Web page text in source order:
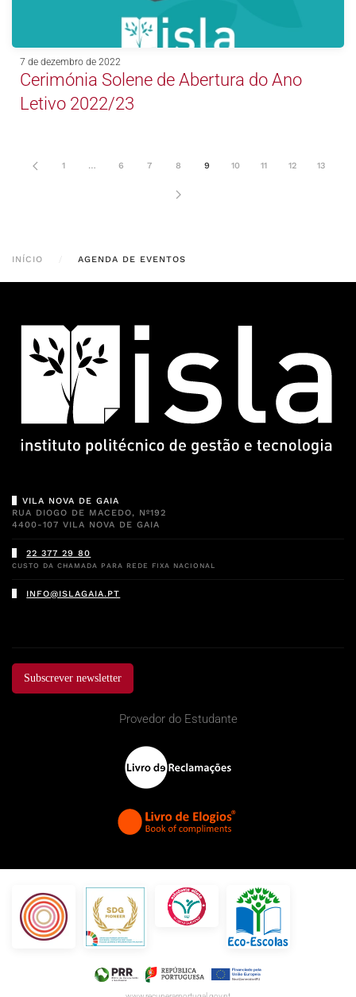
7 de dezembro de 2022
Cerimónia Solene de Abertura do Ano
Letivo 2022/23
1 … 6 7 8 9 10 11 12 13
INÍCIO AGENDA DE EVENTOS
VILA NOVA DE GAIA
RUA DIOGO DE MACEDO, Nº192
4400-107 VILA NOVA DE GAIA
22 377 29 80
CUSTO DA CHAMADA PARA REDE FIXA NACIONAL
INFO@ISLAGAIA.PT
Subscrever newsletter
Provedor do Estudante